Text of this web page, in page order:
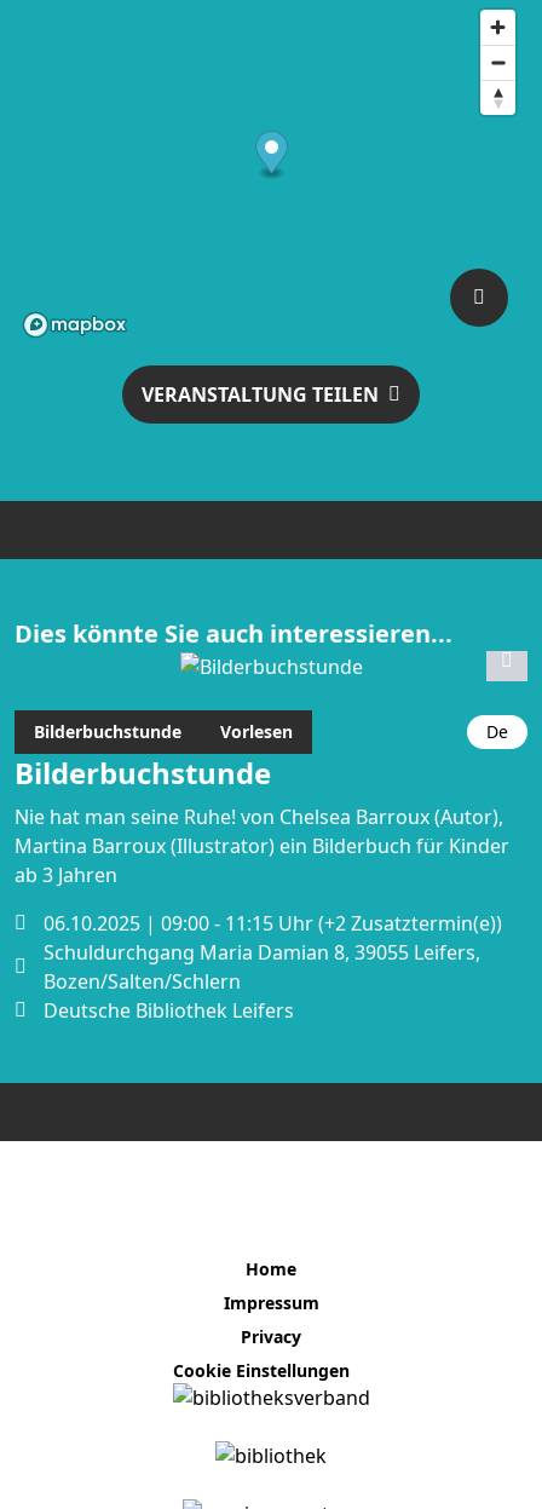
VERANSTALTUNG TEILEN
Dies könnte Sie auch interessieren...
Bilderbuchstunde Vorlesen De
Bilderbuchstunde
Nie hat man seine Ruhe! von Chelsea Barroux (Autor),
Martina Barroux (Illustrator) ein Bilderbuch für Kinder
ab 3 Jahren
06.10.2025 | 09:00 - 11:15 Uhr (+2 Zusatztermin(e))
Schuldurchgang Maria Damian 8, 39055 Leifers,
Bozen/Salten/Schlern
Deutsche Bibliothek Leifers
Home
Impressum
Privacy
Cookie Einstellungen